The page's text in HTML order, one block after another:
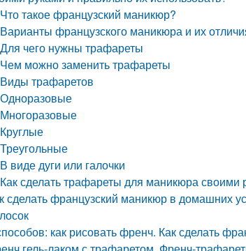
Что такое французский маникюр?
Варианты французского маникюра и их
Для чего нужны трафареты
Чем можно заменить трафареты
Виды трафаретов
Одноразовые
Многоразовые
Круглые
Треугольные
В виде дуги или галочки
Как сделать трафареты для маникюра своими
сделать французский маникюр в домашних
как рисовать френч. Как сделать